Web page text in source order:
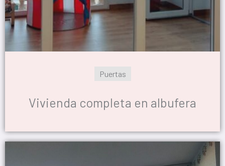
Puertas
Vivienda completa en albufera